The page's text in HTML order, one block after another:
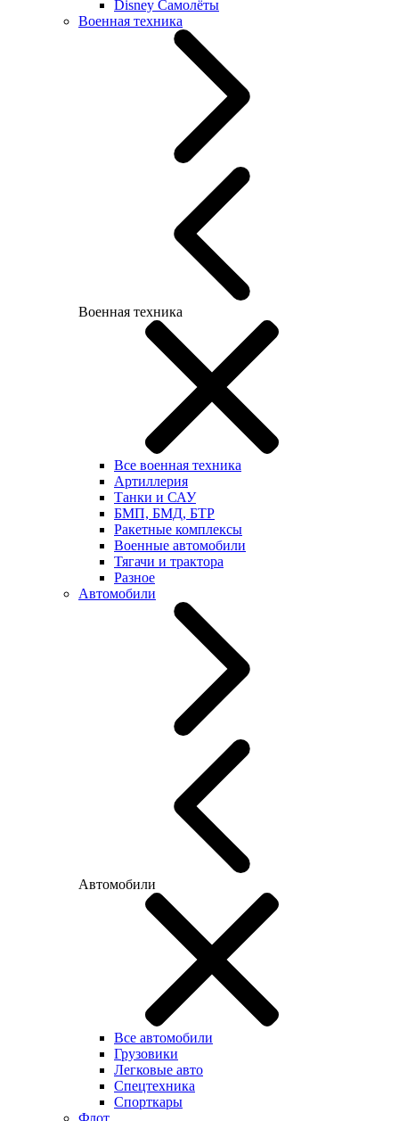
Disney Самолёты
Военная техника
Военная техника
Все военная техника
Артиллерия
Танки и САУ
БМП, БМД, БТР
Ракетные комплексы
Военные автомобили
Тягачи и трактора
Разное
Автомобили
Автомобили
Все автомобили
Грузовики
Легковые авто
Спецтехника
Спорткары
Флот